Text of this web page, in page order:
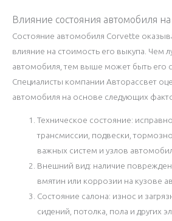
Влияние состояния автомобиля
Состояние автомобиля Corvette
влияние на стоимость его выкупа. Чем
автомобиля, тем выше может быть его
Специалисты компании Авторассвет
автомобиля на основе следующих
Техническое состояние:
трансмиссии, подвески,
важных систем и узлов
Внешний вид: наличие
вмятин или коррозии на кузове
Состояние салона: износ и
сидений, потолка, пола и других